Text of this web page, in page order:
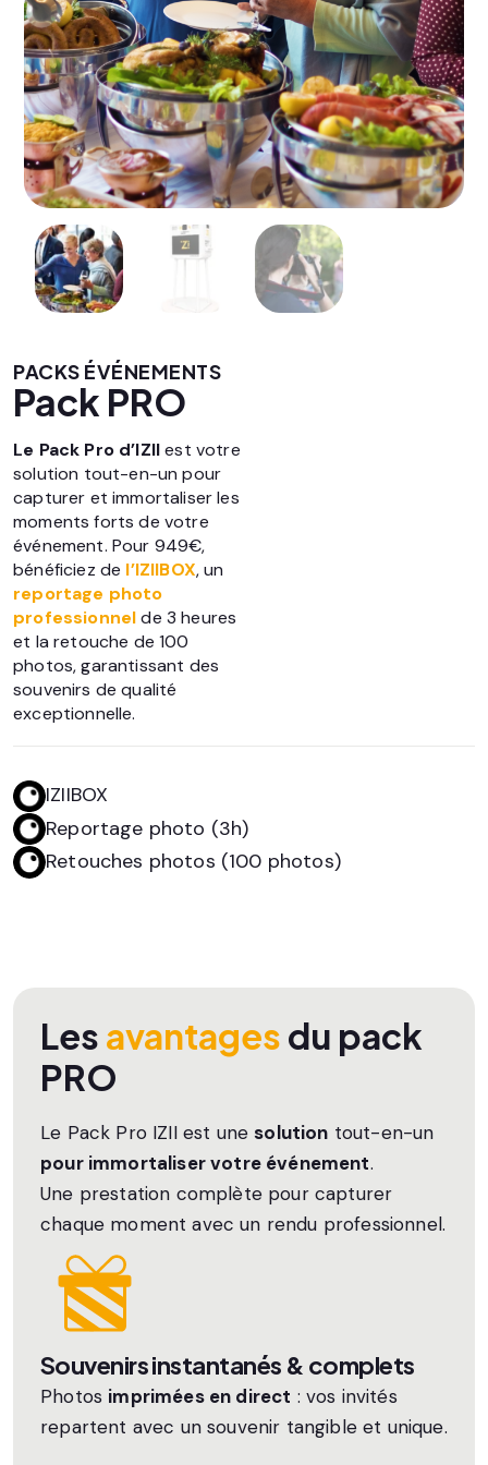
PACKS ÉVÉNEMENTS
Pack PRO
Le Pack Pro d’IZIIest votre
solution tout-en-un pour
capturer et immortaliser les
moments forts de votre
événement. Pour 949€,
bénéficiez de l’IZIIBOX, un
reportage photo
professionnelde 3 heures
et la retouche de 100
photos, garantissant des
souvenirs de qualité
exceptionnelle.
IZIIBOX
Reportage photo (3h)
Retouches photos (100 photos)
Les avantages du pack
PRO
Le Pack Pro IZII est unesolution tout-en-un
pour immortaliser votre événement.
Une prestation complète pour capturer
chaque moment avec un rendu professionnel.
Souvenirs instantanés & complets
Photos imprimées en direct : vos invités
repartent avec un souvenir tangible et unique.